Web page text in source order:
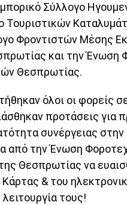
Σύλλογο
Τουριστικών
Φροντιστών Μέσης
και την Ένωση
Θεσπρωτίας.
όλοι οι φορείς
προτάσεις για
συνέργειας
από την Ένωση
Θεσπρωτίας να
& του
τους!